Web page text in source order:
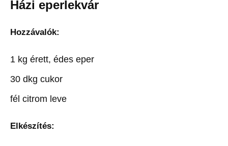
Házi eperlekvár
Hozzávalók:
1 kg érett, édes eper
30 dkg cukor
fél citrom leve
Elkészítés: